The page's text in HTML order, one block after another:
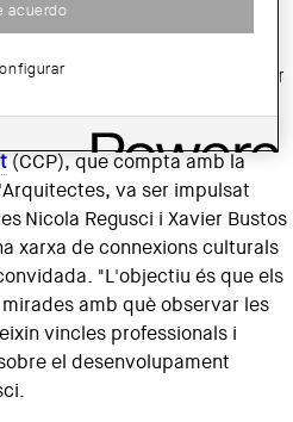
a l’Arts Santa Mònica el
recollia 20 projectes
en els darrers deu anys per
(CCP), que compta amb la
va ser impulsat
Nicola Regusci i Xavier Bustos
xarxa de connexions culturals
"L'objectiu és que els
amb què observar les
vincles professionals i
el desenvolupament
acuerdo